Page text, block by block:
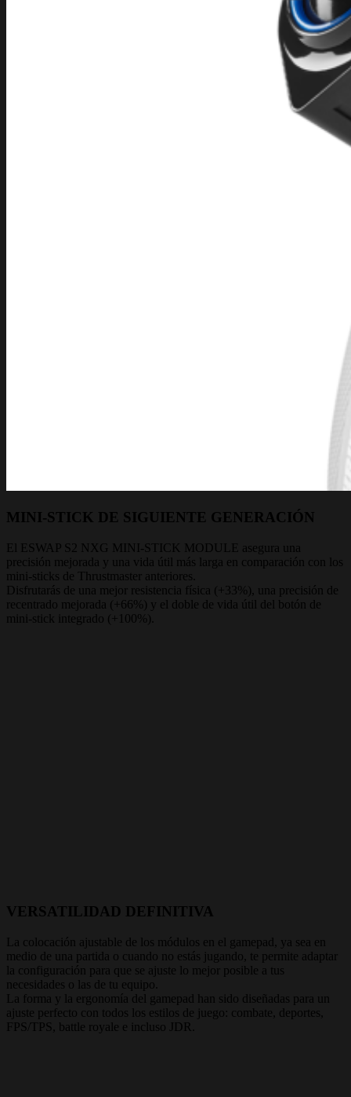
MINI-STICK DE SIGUIENTE GENERACIÓN
El ESWAP S2 NXG MINI-STICK MODULE asegura una
precisión mejorada y una vida útil más larga en comparación con los
mini-sticks de Thrustmaster anteriores.
Disfrutarás de una mejor resistencia física (+33%), una precisión de
recentrado mejorada (+66%) y el doble de vida útil del botón de
mini-stick integrado (+100%).
VERSATILIDAD DEFINITIVA
La colocación ajustable de los módulos en el gamepad, ya sea en
medio de una partida o cuando no estás jugando, te permite adaptar
la configuración para que se ajuste lo mejor posible a tus
necesidades o las de tu equipo.
La forma y la ergonomía del gamepad han sido diseñadas para un
ajuste perfecto con todos los estilos de juego: combate, deportes,
FPS/TPS, battle royale e incluso JDR.